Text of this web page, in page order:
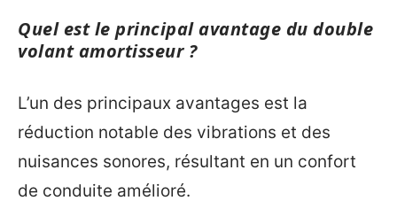
Quel est le principal avantage du double
volant amortisseur ?
L’un des principaux avantages est la
réduction notable des vibrations et des
nuisances sonores, résultant en un confort
de conduite amélioré.